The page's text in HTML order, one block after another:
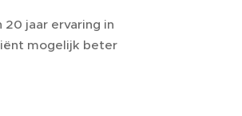
jaar ervaring in
mogelijk beter